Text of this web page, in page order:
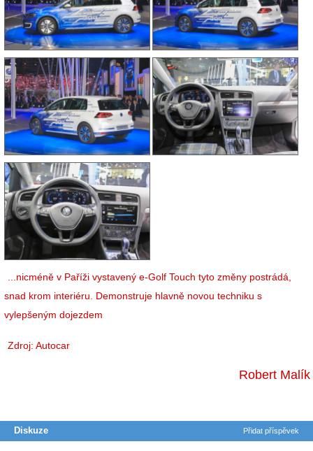
...nicméně v Paříži vystavený e-Golf Touch tyto změny postrádá,
snad krom interiéru. Demonstruje hlavně novou techniku s
vylepšeným dojezdem
Zdroj: Autocar
Robert Malík
Diskuze Přidat příspěvek